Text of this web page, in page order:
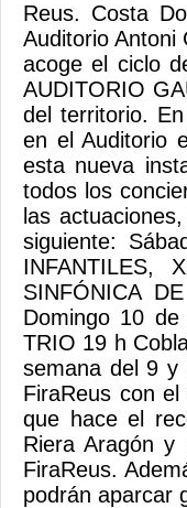
Reus. Costa
Auditorio Antoni
acoge el ciclo
AUDITORIO
del territorio.
en el Auditorio
esta nueva
todos los
las
siguiente:
INFANTILES,
SINFÓNICA
Domingo 10
TRIO 19 h
semana del 9 y
FiraReus con
que hace el
Riera Aragón y
FiraReus.
podrán aparcar